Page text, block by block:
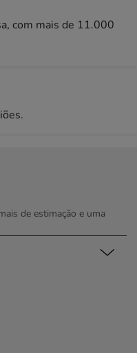
com mais de 11.000
de estimação e uma